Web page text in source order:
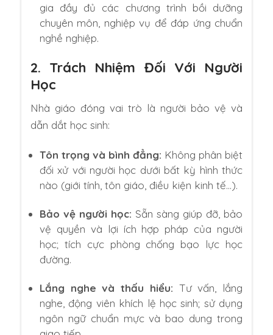
gia đầy đủ các chương trình bồi dưỡng
chuyên môn, nghiệp vụ để đáp ứng chuẩn
nghề nghiệp.
2. Trách Nhiệm Đối Với Người
Học
Nhà giáo đóng vai trò là người bảo vệ và
dẫn dắt học sinh:
Tôn trọng và bình đẳng: Không phân biệt
đối xử với người học dưới bất kỳ hình thức
nào (giới tính, tôn giáo, điều kiện kinh tế…).
Bảo vệ người học: Sẵn sàng giúp đỡ, bảo
vệ quyền và lợi ích hợp pháp của người
học; tích cực phòng chống bạo lực học
đường.
Lắng nghe và thấu hiểu: Tư vấn, lắng
nghe, động viên khích lệ học sinh; sử dụng
ngôn ngữ chuẩn mực và bao dung trong